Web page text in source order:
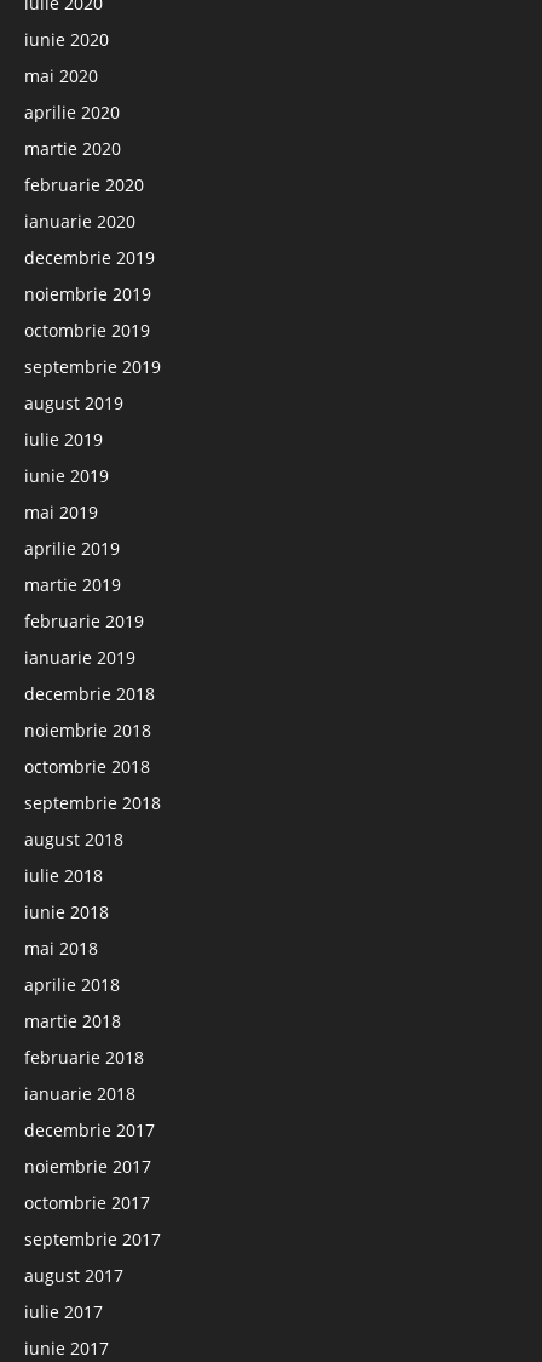
iunie 2020
mai 2020
aprilie 2020
martie 2020
februarie 2020
ianuarie 2020
decembrie 2019
noiembrie 2019
octombrie 2019
septembrie 2019
august 2019
iulie 2019
iunie 2019
mai 2019
aprilie 2019
martie 2019
februarie 2019
ianuarie 2019
decembrie 2018
noiembrie 2018
octombrie 2018
septembrie 2018
august 2018
iulie 2018
iunie 2018
mai 2018
aprilie 2018
martie 2018
februarie 2018
ianuarie 2018
decembrie 2017
noiembrie 2017
octombrie 2017
septembrie 2017
august 2017
iulie 2017
iunie 2017